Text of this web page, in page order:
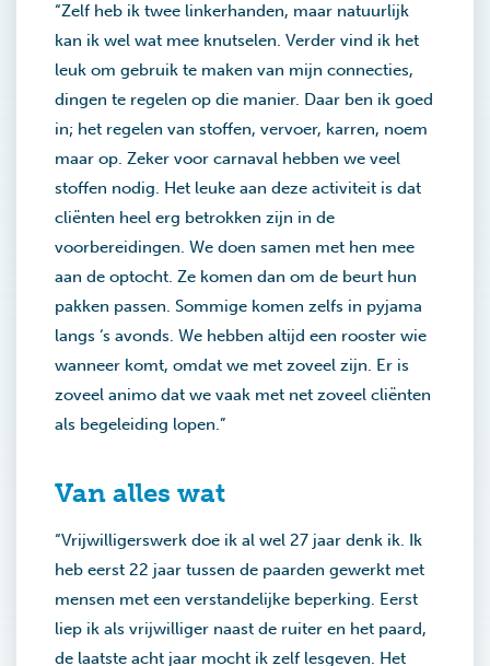
“Zelf heb ik twee linkerhanden, maar natuurlijk
kan ik wel wat mee knutselen. Verder vind ik het
leuk om gebruik te maken van mijn connecties,
dingen te regelen op die manier. Daar ben ik goed
in; het regelen van stoffen, vervoer, karren, noem
maar op. Zeker voor carnaval hebben we veel
stoffen nodig. Het leuke aan deze activiteit is dat
cliënten heel erg betrokken zijn in de
voorbereidingen. We doen samen met hen mee
aan de optocht. Ze komen dan om de beurt hun
pakken passen. Sommige komen zelfs in pyjama
langs ‘s avonds. We hebben altijd een rooster wie
wanneer komt, omdat we met zoveel zijn. Er is
zoveel animo dat we vaak met net zoveel cliënten
als begeleiding lopen.”
Van alles wat
“Vrijwilligerswerk doe ik al wel 27 jaar denk ik. Ik
heb eerst 22 jaar tussen de paarden gewerkt met
mensen met een verstandelijke beperking. Eerst
liep ik als vrijwilliger naast de ruiter en het paard,
de laatste acht jaar mocht ik zelf lesgeven. Het